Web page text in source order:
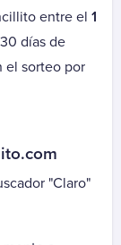
entre el 1
días de
el sorteo por
"Claro"